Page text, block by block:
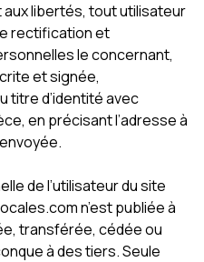
aux libertés, tout utilisateur
rectification et
le concernant,
et signée,
titre d’identité avec
en précisant l’adresse à
de l’utilisateur du site
n’est publiée à
transférée, cédée ou
à des tiers. Seule